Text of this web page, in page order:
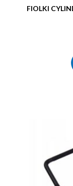
FIOLKI CYLINDRYCZNE DO POZIOMNICY WODNEJ